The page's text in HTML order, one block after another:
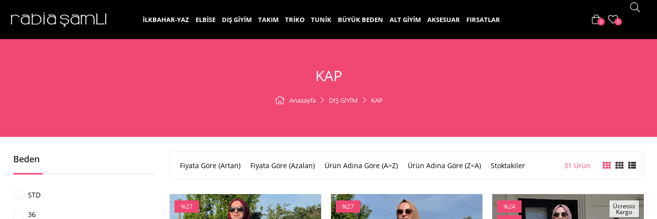
İLKBAHAR-YAZ ELBİSE DIŞ GİYİM TAKIM TRİKO TUNİK BÜYÜK BEDEN ALT GİYİM AKSESUAR FIRSATLAR 0 0
KAP
Anasayfa DIŞ GİYİM KAP
Beden
STD
36
Fiyata Göre (Artan) Fiyata Göre (Azalan) Ürün Adına Göre (A>Z) Ürün Adına Göre (Z<A) Stoktakiler 31 Ürün
%27
%27
%24
Ücretsiz
Kargo